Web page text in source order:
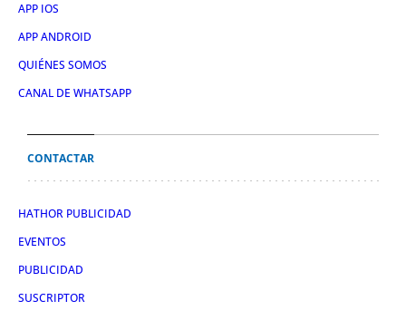
APP IOS
APP ANDROID
QUIÉNES SOMOS
CANAL DE WHATSAPP
CONTACTAR
HATHOR PUBLICIDAD
EVENTOS
PUBLICIDAD
SUSCRIPTOR